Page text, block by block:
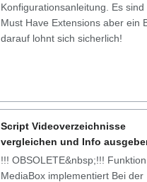
Konfigurationsanleitung. Es sind
Must Have Extensions aber ein
darauf lohnt sich sicherlich!
Script Videoverzeichnisse
vergleichen und Info
!!! OBSOLETE&nbsp;!!!
MediaBox implementiert Bei der